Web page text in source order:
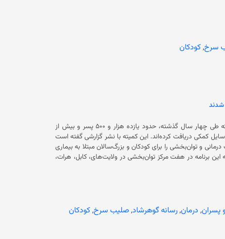
سرخ,کودکان
کمیته بین‌المللی صلیب سرخ (ICRC) درتازه‌ترین مورد اعلام کرده است که طی چهار سال گذشته، حدود یازده هزار و ۵۰۰ پسر و بیش از
هشت هزار دختر مبتلا به بیماری فلج مغزی درمان، خدمات توان‌بخشی و وسایل کمکی دریافت کرده‌اند. این کمیته با نشر گزارشی گفته است
خدمات درمانی و توان‌بخشی را برای کودکان و بزرگ‌سالان مبتلا به بیماری
از گزارش آمده است که این برنامه در هفت مرکز توان‌بخشی در ولایت‌های، کابل، هرات،
سال‌های ۲۰۲۲ و ۲۰۲۳ میلادی افزایش قابل توجهی داشته است. در گزارش آمده است که از آگوست ۲۰۲۱ میلادی، ۴۰۰ بیمار شامل
که به کودکان فرصت بازی، تعامل و بازسازی اعتماد به نفس در
پسران, درمان,رسانه گوهرشاد,صلیب سرخ,کودکان